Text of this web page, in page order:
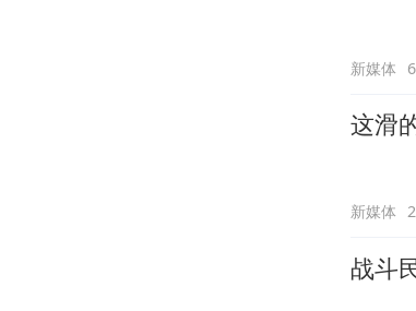
新媒体
这滑
新媒体
战斗